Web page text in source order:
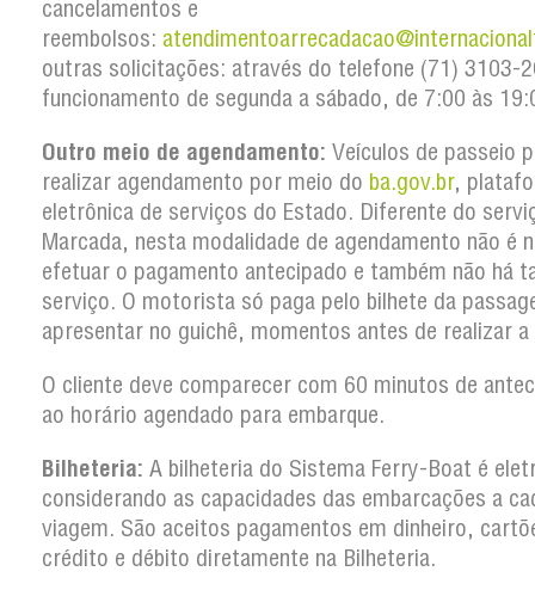
cancelamentos e
reembolsos:
outras solicitações: através do telefone (71) 3103-
funcionamento de segunda a sábado, de 7:00 às
Outro meio de agendamento: Veículos de passeio
realizar agendamento por meio do ba.gov.br,
eletrônica de serviços do Estado. Diferente do
Marcada, nesta modalidade de agendamento não é
efetuar o pagamento antecipado e também não há
serviço. O motorista só paga pelo bilhete da
apresentar no guichê, momentos antes de realizar
O cliente deve comparecer com 60 minutos de
ao horário agendado para embarque.
Bilheteria: A bilheteria do Sistema Ferry-Boat é
considerando as capacidades das embarcações a
viagem. São aceitos pagamentos em dinheiro,
crédito e débito diretamente na Bilheteria.